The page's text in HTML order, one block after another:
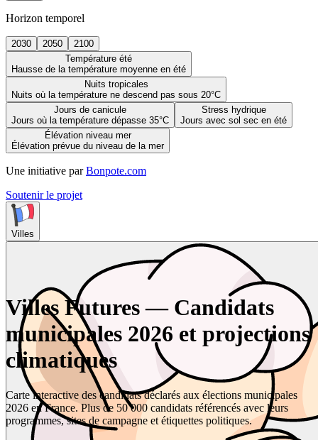
Horizon temporel
2030 2050
2100
Température été
Hausse de la température moyenne en été
Nuits tropicales
Nuits où la température ne descend pas sous 20°C
Jours de canicule
Jours où la température dépasse 35°C
Stress hydrique
Jours avec sol sec en été
Élévation niveau mer
Élévation prévue du niveau de la mer
Une initiative par Bonpote.com
Soutenir le projet
Villes
Villes Futures — Candidats
municipales 2026 et projections
climatiques
Carte interactive des candidats déclarés aux élections municipales
2026 en France. Plus de 50 000 candidats référencés avec leurs
programmes, sites de campagne et étiquettes politiques.